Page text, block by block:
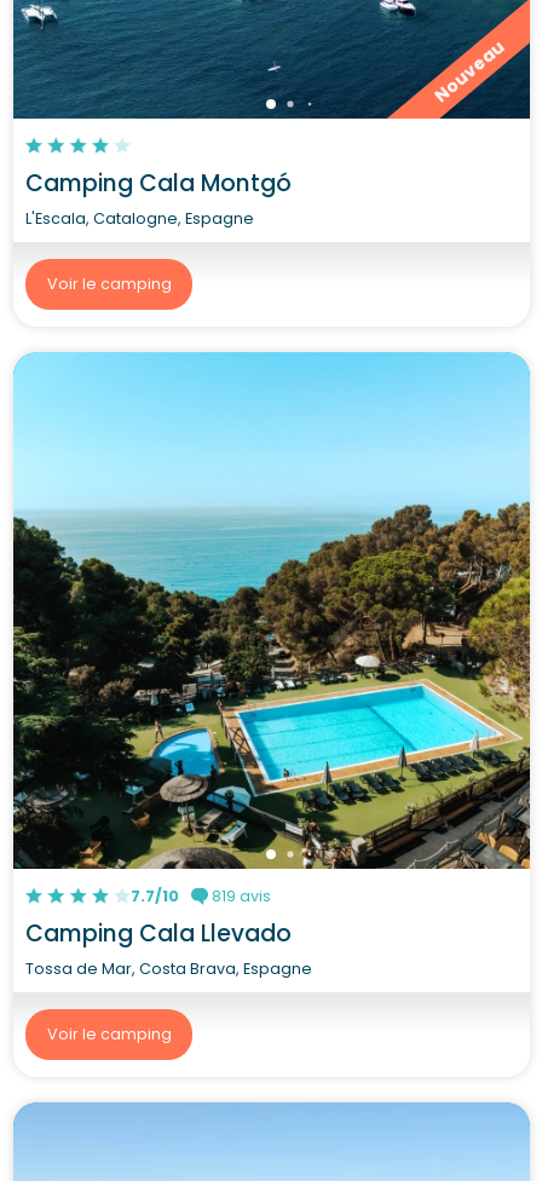
Nouveau
Camping Cala Montgó
L'Escala, Catalogne, Espagne
Voir le camping
7.7/10 819 avis
Camping Cala Llevado
Tossa de Mar, Costa Brava, Espagne
Voir le camping